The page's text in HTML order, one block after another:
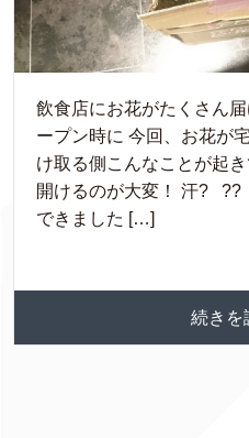
飲食店にお花がたくさん
ープン時に 今回、お花が
け取る側こんなことが起
開けるのが大変！ 汗? ??
できました […]
続き